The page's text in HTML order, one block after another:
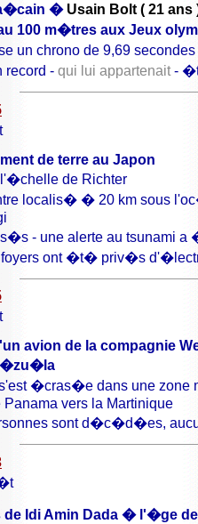
� Usain Bolt ( 21 ans
100 m�tres aux Jeux
un chrono de 9,69 secondes
record - qui lui appartenait -
de terre au Japon
de Richter
localis� � 20 km sous
- une alerte au tsunami
foyers ont �t� priv�s
avion de la compagnie
�cras�e dans une zone
Panama vers la Martinique
sont d�c�d�es,
Idi Amin Dada � l'�ge de